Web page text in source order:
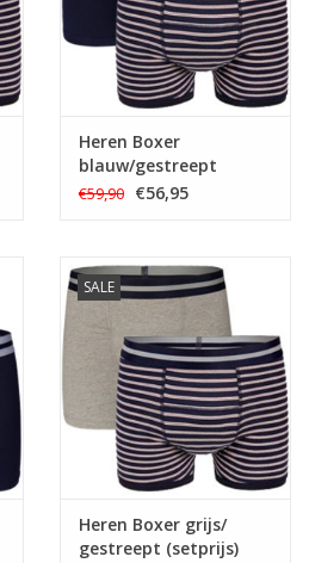
Heren Boxer
blauw/gestreept
(setprijs)
€59,90 €56,95
SALE
Heren Boxer grijs/
gestreept (setprijs)